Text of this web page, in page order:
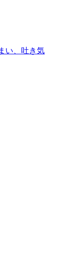
い、吐き気